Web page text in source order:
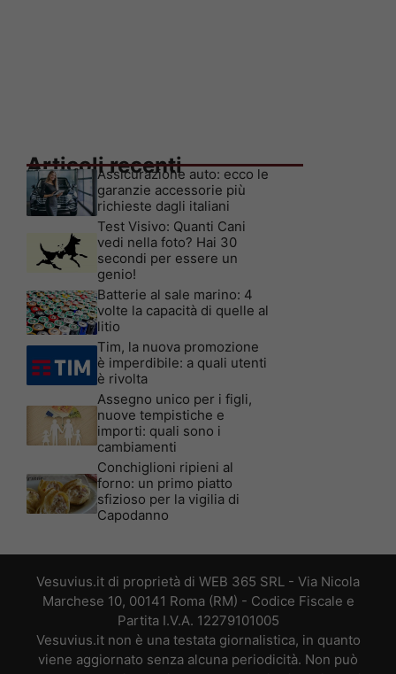
Articoli recenti
Assicurazione auto: ecco le
garanzie accessorie più
richieste dagli italiani
Test Visivo: Quanti Cani
vedi nella foto? Hai 30
secondi per essere un
genio!
Batterie al sale marino: 4
volte la capacità di quelle al
litio
Tim, la nuova promozione
è imperdibile: a quali utenti
è rivolta
Assegno unico per i figli,
nuove tempistiche e
importi: quali sono i
cambiamenti
Conchiglioni ripieni al
forno: un primo piatto
sfizioso per la vigilia di
Capodanno
Vesuvius.it di proprietà di WEB 365 SRL - Via Nicola
Marchese 10, 00141 Roma (RM) - Codice Fiscale e
Partita I.V.A. 12279101005
Vesuvius.it non è una testata giornalistica, in quanto
viene aggiornato senza alcuna periodicità. Non può